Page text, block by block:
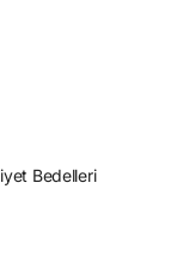
Bedelleri